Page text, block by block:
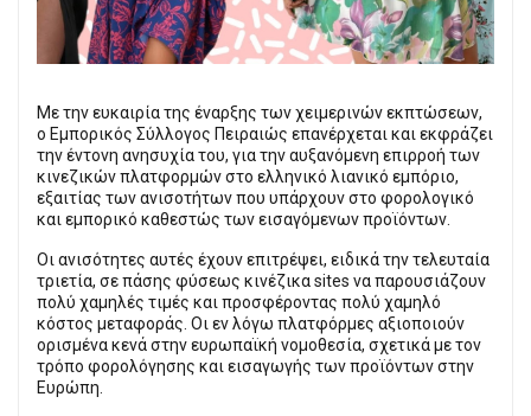
Με την ευκαιρία της έναρξης των χειμερινών εκπτώσεων,
ο Εμπορικός Σύλλογος Πειραιώς επανέρχεται και εκφράζει
την έντονη ανησυχία του, για την αυξανόμενη επιρροή των
κινεζικών πλατφορμών στο ελληνικό λιανικό εμπόριο,
εξαιτίας των ανισοτήτων που υπάρχουν στο φορολογικό
και εμπορικό καθεστώς των εισαγόμενων προϊόντων.
Οι ανισότητες αυτές έχουν επιτρέψει, ειδικά την τελευταία
τριετία, σε πάσης φύσεως κινέζικα sites να παρουσιάζουν
πολύ χαμηλές τιμές και προσφέροντας πολύ χαμηλό
κόστος μεταφοράς. Οι εν λόγω πλατφόρμες αξιοποιούν
ορισμένα κενά στην ευρωπαϊκή νομοθεσία, σχετικά με τον
τρόπο φορολόγησης και εισαγωγής των προϊόντων στην
Ευρώπη.